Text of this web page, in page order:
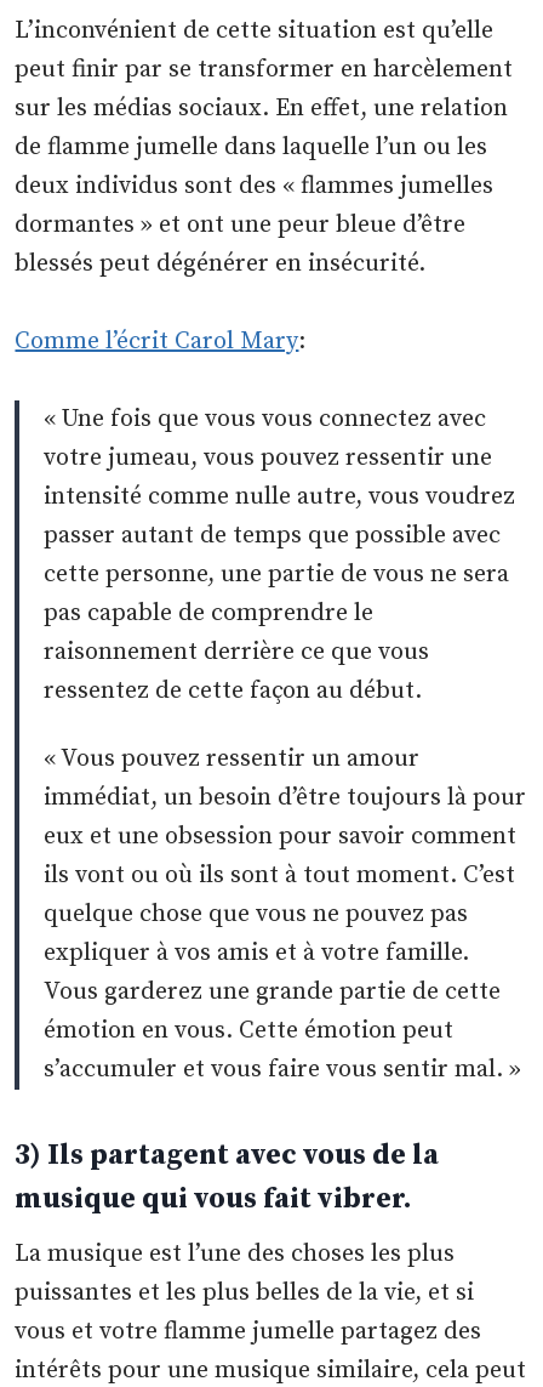
L’inconvénient de cette situation est qu’elle
peut finir par se transformer en harcèlement
sur les médias sociaux. En effet, une relation
de flamme jumelle dans laquelle l’un ou les
deux individus sont des « flammes jumelles
dormantes » et ont une peur bleue d’être
blessés peut dégénérer en insécurité.
Comme l’écrit Carol Mary:
« Une fois que vous vous connectez avec
votre jumeau, vous pouvez ressentir une
intensité comme nulle autre, vous voudrez
passer autant de temps que possible avec
cette personne, une partie de vous ne sera
pas capable de comprendre le
raisonnement derrière ce que vous
ressentez de cette façon au début.
« Vous pouvez ressentir un amour
immédiat, un besoin d’être toujours là pour
eux et une obsession pour savoir comment
ils vont ou où ils sont à tout moment. C’est
quelque chose que vous ne pouvez pas
expliquer à vos amis et à votre famille.
Vous garderez une grande partie de cette
émotion en vous. Cette émotion peut
s’accumuler et vous faire vous sentir mal. »
3) Ils partagent avec vous de la
musique qui vous fait vibrer.
La musique est l’une des choses les plus
puissantes et les plus belles de la vie, et si
vous et votre flamme jumelle partagez des
intérêts pour une musique similaire, cela peut